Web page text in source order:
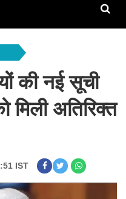
की नई सूची
मिली अतिरिक्त
IST